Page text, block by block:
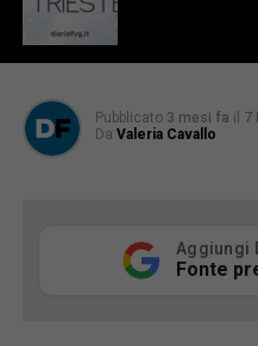
Pubblicato 3 mesi fa il 7
Da Valeria Cavallo
Aggiungi
Fonte